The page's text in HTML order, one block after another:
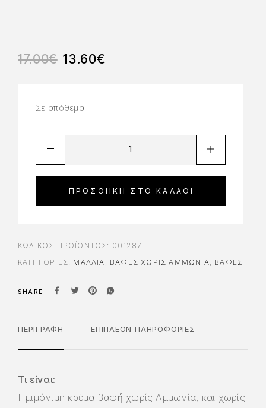
17.00€ 13.60€
Σε απόθεμα
ΠΡΟΣΘΉΚΗ ΣΤΟ ΚΑΛΆΘΙ
ΚΩΔΙΚΌΣ ΠΡΟΪΌΝΤΟΣ: 001287
ΚΑΤΗΓΟΡΊΕΣ: ΜΑΛΛΙΑ ΒΑΦΈΣ ΧΩΡΊΣ ΑΜΜΩΝΊΑ ΒΑΦΈΣ
SHARE
ΠΕΡΙΓΡΑΦΉ ΕΠΙΠΛΈΟΝ ΠΛΗΡΟΦΟΡΊΕΣ
Τι είναι:
Ημιμόνιμη κρέμα βαφή́ χωρίς Αμμωνία, και χωρίς